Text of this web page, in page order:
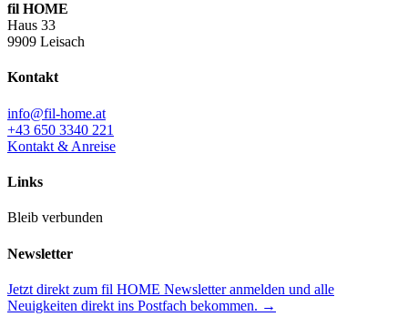
fil HOME
Haus 33
9909 Leisach
Kontakt
info@fil-home.at
+43 650 3340 221
Kontakt & Anreise
Links
Bleib verbunden
Newsletter
Jetzt direkt zum fil HOME Newsletter anmelden und alle
Neuigkeiten direkt ins Postfach bekommen. →